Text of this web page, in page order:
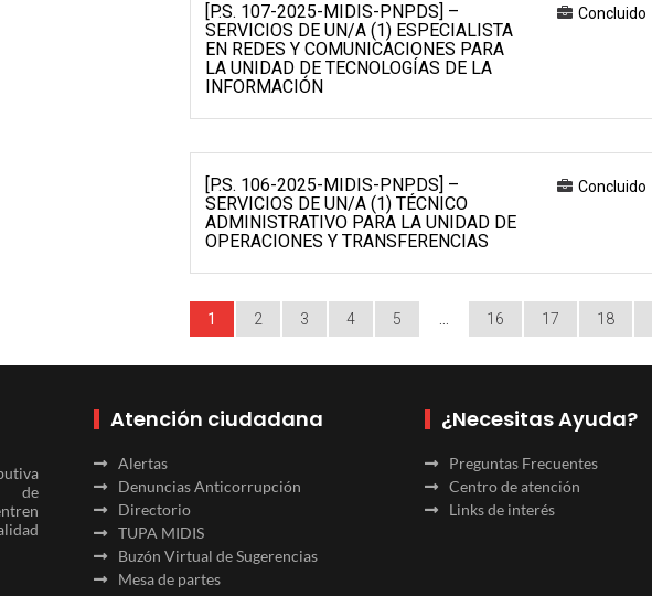
[P.S. 107-2025-MIDIS-PNPDS] –
SERVICIOS DE UN/A (1) ESPECIALISTA
EN REDES Y COMUNICACIONES PARA
LA UNIDAD DE TECNOLOGÍAS DE LA
INFORMACIÓN
Concluido
[P.S. 106-2025-MIDIS-PNPDS] –
SERVICIOS DE UN/A (1) TÉCNICO
ADMINISTRATIVO PARA LA UNIDAD DE
OPERACIONES Y TRANSFERENCIAS
Concluido
1 2 3 4 5 16 17 18
de
Atención ciudadana
Alertas
Denuncias Anticorrupción
Directorio
TUPA MIDIS
Buzón Virtual de Sugerencias
Mesa de partes
¿Necesitas Ayuda?
Preguntas Frecuentes
Centro de atención
Links de interés